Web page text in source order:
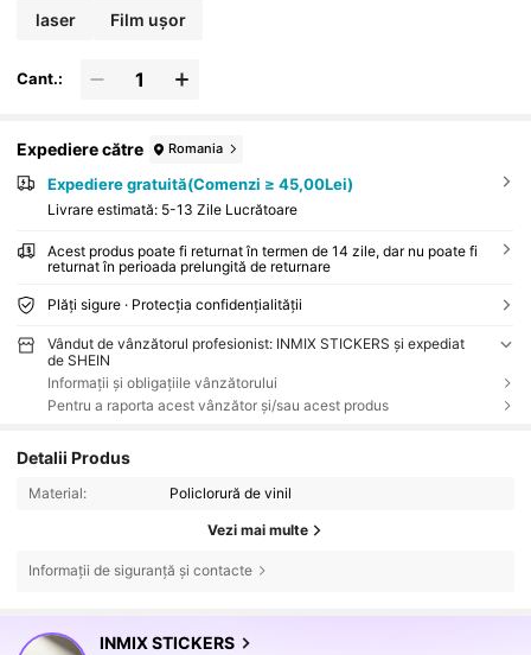
laser Film ușor
Cant.:
Expediere către Romania
Expediere gratuită(Comenzi ≥ 45,00Lei)
Livrare estimată: 5-13 Zile Lucrătoare
Acest produs poate fi returnat în termen de 14 zile, dar nu poate fi
returnat în perioada prelungită de returnare
Plăți sigure · Protecția confidențialității
Vândut de vânzătorul profesionist: INMIX STICKERS și expediat
de SHEIN
Informații și obligațiile vânzătorului
Pentru a raporta acest vânzător și/sau acest produs
Detalii Produs
Material: Policlorură de vinil
Vezi mai multe
Informații de siguranță și contacte
INMIX STICKERS